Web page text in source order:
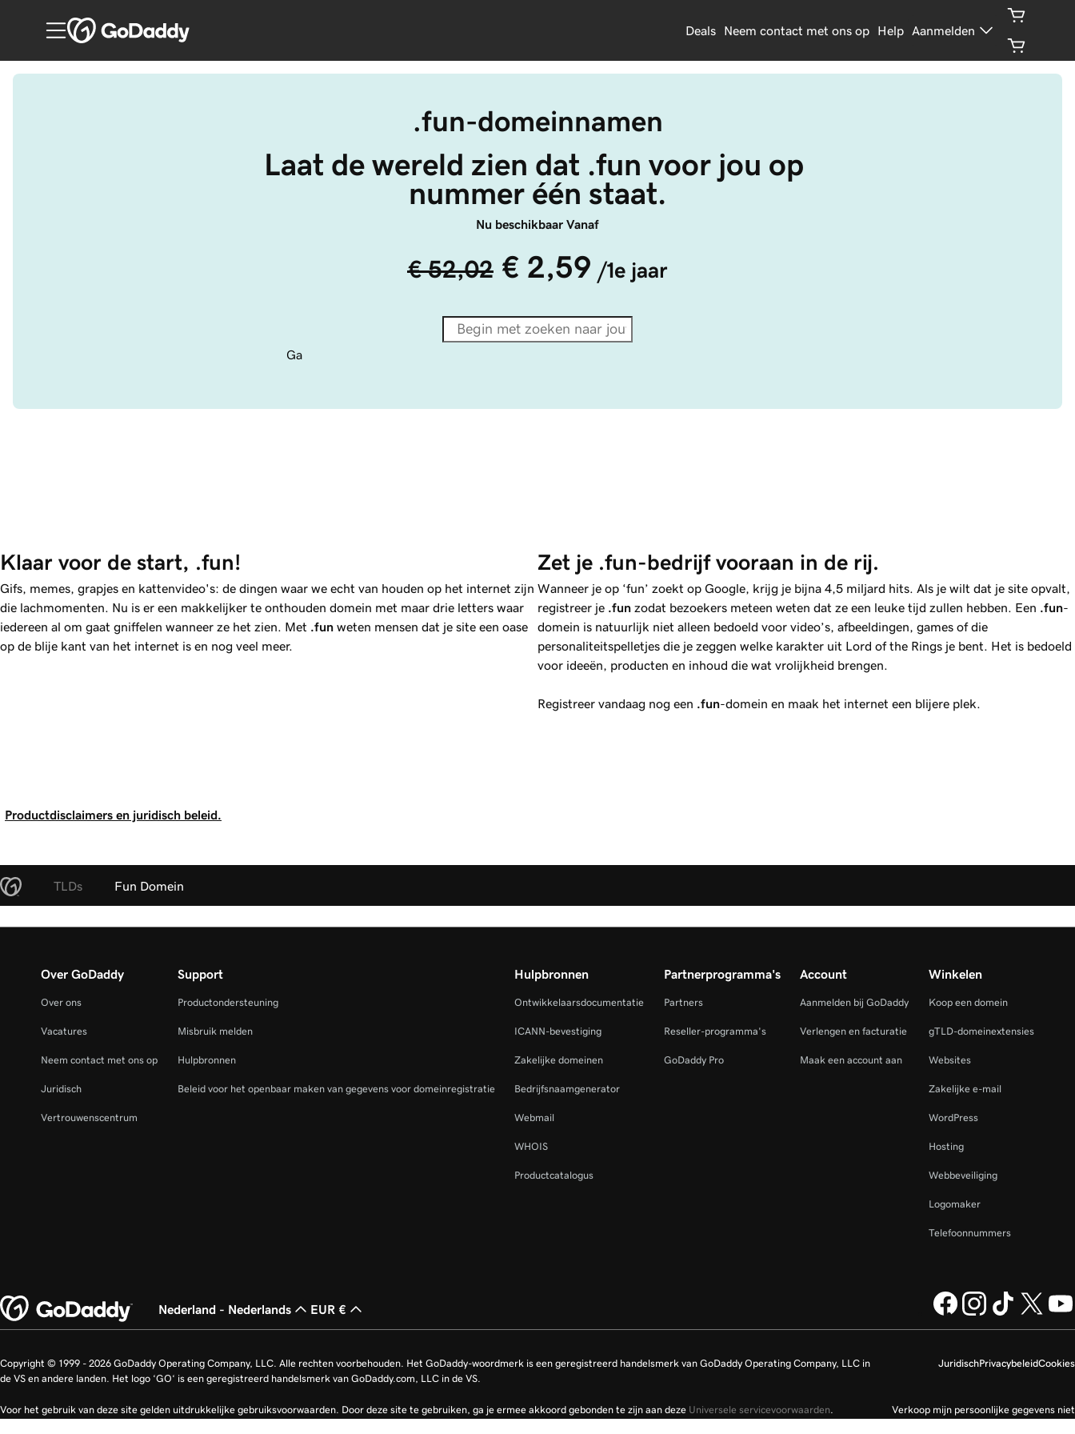
Deals Neem contact met ons op Help Aanmelden
.fun-domeinnamen
Laat de wereld zien dat .fun voor jou op
nummer één staat.
Nu beschikbaar Vanaf
€ 52,02 € 2,59 /1e jaar
Ga
Klaar voor de start, .fun!
Gifs, memes, grapjes en kattenvideo's: de dingen waar we echt van houden op het internet zijn
die lachmomenten. Nu is er een makkelijker te onthouden domein met maar drie letters waar
iedereen al om gaat gniffelen wanneer ze het zien. Met .fun weten mensen dat je site een oase
op de blije kant van het internet is en nog veel meer.
Zet je .fun-bedrijf vooraan in de rij.
Wanneer je op ‘fun’ zoekt op Google, krijg je bijna 4,5 miljard hits. Als je wilt dat je site opvalt,
registreer je .fun zodat bezoekers meteen weten dat ze een leuke tijd zullen hebben. Een .fun-
domein is natuurlijk niet alleen bedoeld voor video’s, afbeeldingen, games of die
personaliteitspelletjes die je zeggen welke karakter uit Lord of the Rings je bent. Het is bedoeld
voor ideeën, producten en inhoud die wat vrolijkheid brengen.
Registreer vandaag nog een .fun-domein en maak het internet een blijere plek.
Productdisclaimers en juridisch beleid.
TLDs Fun Domein
Over GoDaddy
Over ons
Vacatures
Neem contact met ons op
Juridisch
Vertrouwenscentrum
Support
Productondersteuning
Misbruik melden
Hulpbronnen
Beleid voor het openbaar maken van gegevens voor domeinregistratie
Hulpbronnen
Ontwikkelaarsdocumentatie
ICANN-bevestiging
Zakelijke domeinen
Bedrijfsnaamgenerator
Webmail
WHOIS
Productcatalogus
Partnerprogramma's
Partners
Reseller-programma's
GoDaddy Pro
Account
Aanmelden bij GoDaddy
Verlengen en facturatie
Maak een account aan
Winkelen
Koop een domein
gTLD-domeinextensies
Websites
Zakelijke e-mail
WordPress
Hosting
Webbeveiliging
Logomaker
Telefoonnummers
Nederland - Nederlands EUR €
JuridischPrivacybeleidCookies
Verkoop mijn persoonlijke gegevens niet
Copyright © 1999 - 2026 GoDaddy Operating Company, LLC. Alle rechten voorbehouden. Het GoDaddy-woordmerk is een geregistreerd handelsmerk van GoDaddy Operating Company, LLC in
de VS en andere landen. Het logo ‘GO‘ is een geregistreerd handelsmerk van GoDaddy.com, LLC in de VS.
Voor het gebruik van deze site gelden uitdrukkelijke gebruiksvoorwaarden. Door deze site te gebruiken, ga je ermee akkoord gebonden te zijn aan deze Universele servicevoorwaarden.